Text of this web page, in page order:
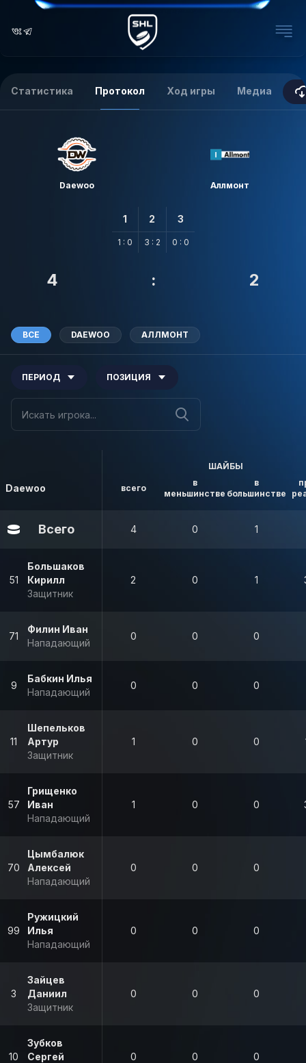
Статистика Протокол Ход игры Медиа
Daewoo Аллмонт
1
1 : 0
2
3 : 2
3
0 : 0
4 : 2
ВСЕ DAEWOO АЛЛМОНТ
ПЕРИОД ПОЗИЦИЯ
Daewoo
ШАЙБЫ
всего
в
меньшинстве
в
большинстве
Всего 4 0 1
51
Большаков
Кирилл
Защитник
2 0 1
71
Филин Иван
Нападающий
0 0 0
9
Бабкин Илья
Нападающий
0 0 0
11
Шепельков
Артур
Защитник
1 0 0
57
Грищенко
Иван
Нападающий
1 0 0
70
Цымбалюк
Алексей
Нападающий
0 0 0
99
Ружицкий
Илья
Нападающий
0 0 0
3
Зайцев
Даниил
Защитник
0 0 0
10
Зубков
Сергей
0 0 0